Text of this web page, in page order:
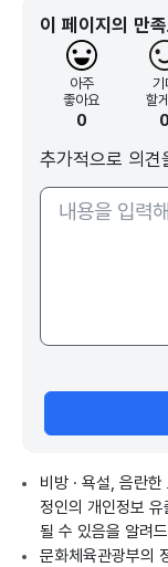
을 바탕으로 한
회화와 입체,
한 전시가 이
간'의 시작을
관 주간'
녹취> 유인촌 /
화면자막>대
전시 등 진행
'급변하는 공
전국 박물관과
김찬규 기자
"인근 한옥마을
역 고유 콘텐츠
이 페이지의 만
아주
좋아요
0
기
할
0
추가적으로 의견
비방 · 욕설, 음란
정인의 개인정보
될 수 있음을 알려
문화체육관광부의